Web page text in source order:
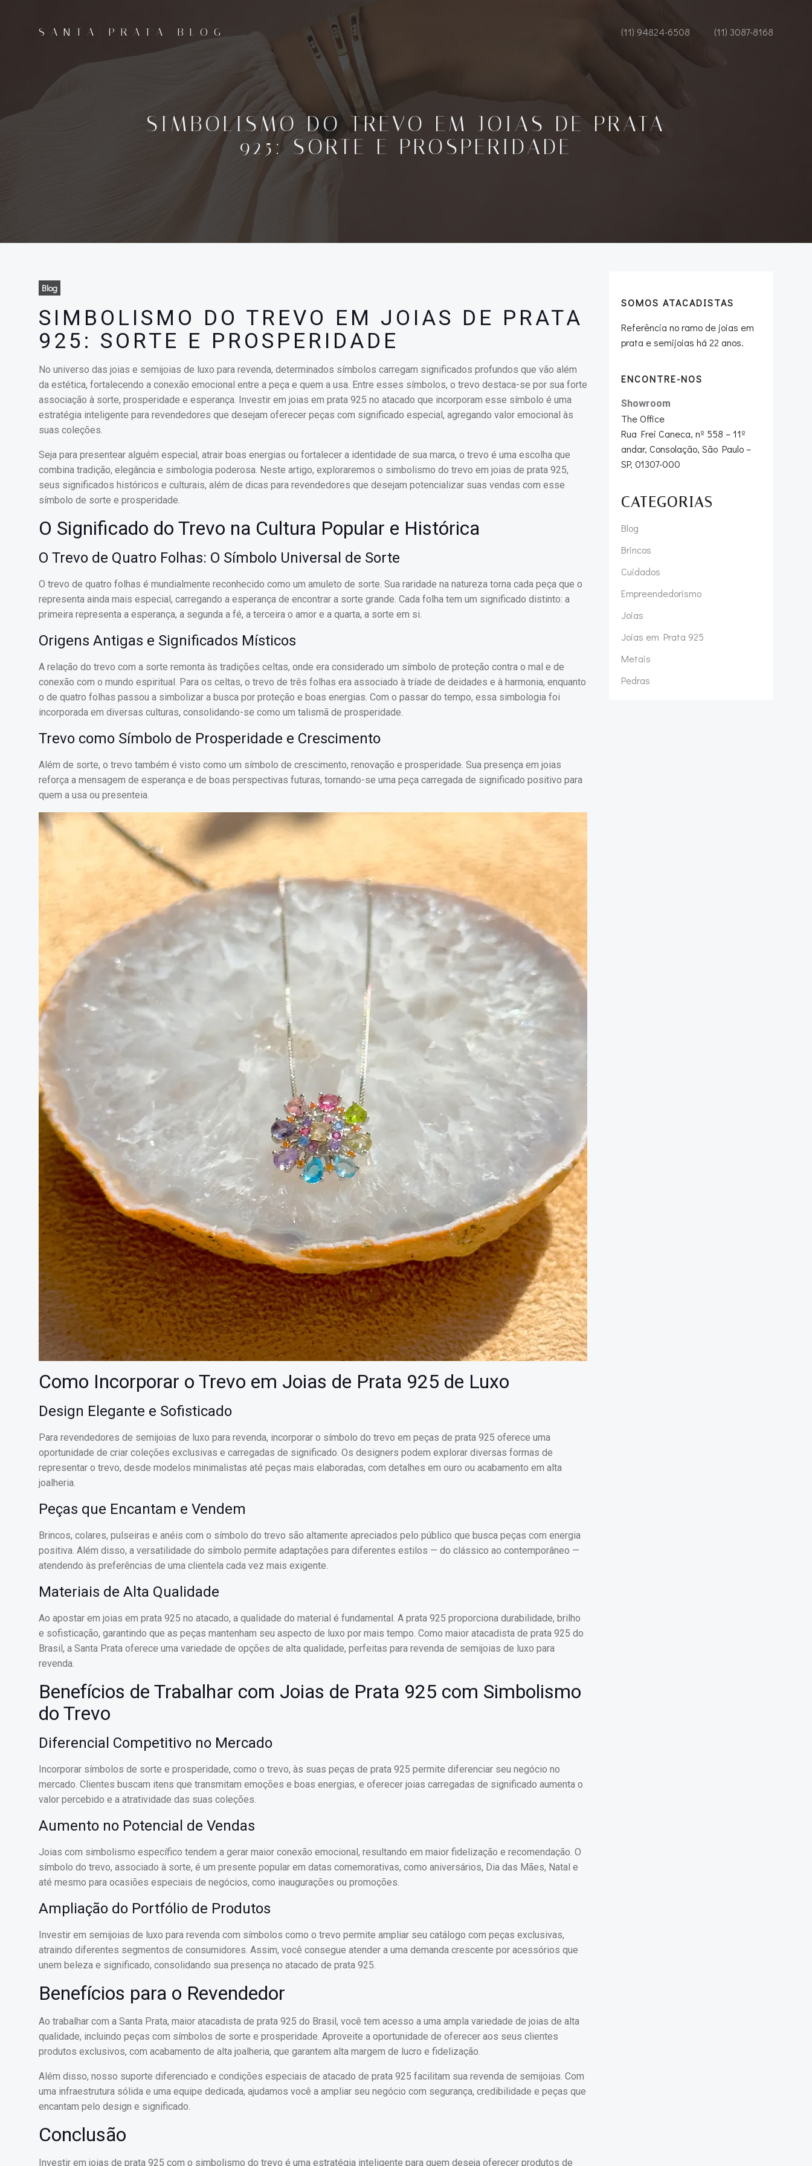
SANTA PRATA BLOG (11) 94824-6508 (11) 3087-8168
SIMBOLISMO DO TREVO EM JOIAS DE PRATA
925: SORTE E PROSPERIDADE
Blog
SIMBOLISMO DO TREVO EM JOIAS DE PRATA
925: SORTE E PROSPERIDADE
No universo das joias e semijoias de luxo para revenda, determinados símbolos carregam significados profundos que vão além
da estética, fortalecendo a conexão emocional entre a peça e quem a usa. Entre esses símbolos, o trevo destaca-se por sua forte
associação à sorte, prosperidade e esperança. Investir em joias em prata 925 no atacado que incorporam esse símbolo é uma
estratégia inteligente para revendedores que desejam oferecer peças com significado especial, agregando valor emocional às
suas coleções.
Seja para presentear alguém especial, atrair boas energias ou fortalecer a identidade de sua marca, o trevo é uma escolha que
combina tradição, elegância e simbologia poderosa. Neste artigo, exploraremos o simbolismo do trevo em joias de prata 925,
seus significados históricos e culturais, além de dicas para revendedores que desejam potencializar suas vendas com esse
símbolo de sorte e prosperidade.
O Significado do Trevo na Cultura Popular e Histórica
O Trevo de Quatro Folhas: O Símbolo Universal de Sorte
O trevo de quatro folhas é mundialmente reconhecido como um amuleto de sorte. Sua raridade na natureza torna cada peça que o
representa ainda mais especial, carregando a esperança de encontrar a sorte grande. Cada folha tem um significado distinto: a
primeira representa a esperança, a segunda a fé, a terceira o amor e a quarta, a sorte em si.
Origens Antigas e Significados Místicos
A relação do trevo com a sorte remonta às tradições celtas, onde era considerado um símbolo de proteção contra o mal e de
conexão com o mundo espiritual. Para os celtas, o trevo de três folhas era associado à tríade de deidades e à harmonia, enquanto
o de quatro folhas passou a simbolizar a busca por proteção e boas energias. Com o passar do tempo, essa simbologia foi
incorporada em diversas culturas, consolidando-se como um talismã de prosperidade.
Trevo como Símbolo de Prosperidade e Crescimento
Além de sorte, o trevo também é visto como um símbolo de crescimento, renovação e prosperidade. Sua presença em joias
reforça a mensagem de esperança e de boas perspectivas futuras, tornando-se uma peça carregada de significado positivo para
quem a usa ou presenteia.
Como Incorporar o Trevo em Joias de Prata 925 de Luxo
Design Elegante e Sofisticado
Para revendedores de semijoias de luxo para revenda, incorporar o símbolo do trevo em peças de prata 925 oferece uma
oportunidade de criar coleções exclusivas e carregadas de significado. Os designers podem explorar diversas formas de
representar o trevo, desde modelos minimalistas até peças mais elaboradas, com detalhes em ouro ou acabamento em alta
joalheria.
Peças que Encantam e Vendem
Brincos, colares, pulseiras e anéis com o símbolo do trevo são altamente apreciados pelo público que busca peças com energia
positiva. Além disso, a versatilidade do símbolo permite adaptações para diferentes estilos — do clássico ao contemporâneo —
atendendo às preferências de uma clientela cada vez mais exigente.
Materiais de Alta Qualidade
Ao apostar em joias em prata 925 no atacado, a qualidade do material é fundamental. A prata 925 proporciona durabilidade, brilho
e sofisticação, garantindo que as peças mantenham seu aspecto de luxo por mais tempo. Como maior atacadista de prata 925 do
Brasil, a Santa Prata oferece uma variedade de opções de alta qualidade, perfeitas para revenda de semijoias de luxo para
revenda.
Benefícios de Trabalhar com Joias de Prata 925 com Simbolismo
do Trevo
Diferencial Competitivo no Mercado
Incorporar símbolos de sorte e prosperidade, como o trevo, às suas peças de prata 925 permite diferenciar seu negócio no
mercado. Clientes buscam itens que transmitam emoções e boas energias, e oferecer joias carregadas de significado aumenta o
valor percebido e a atratividade das suas coleções.
Aumento no Potencial de Vendas
Joias com simbolismo específico tendem a gerar maior conexão emocional, resultando em maior fidelização e recomendação. O
símbolo do trevo, associado à sorte, é um presente popular em datas comemorativas, como aniversários, Dia das Mães, Natal e
até mesmo para ocasiões especiais de negócios, como inaugurações ou promoções.
Ampliação do Portfólio de Produtos
Investir em semijoias de luxo para revenda com símbolos como o trevo permite ampliar seu catálogo com peças exclusivas,
atraindo diferentes segmentos de consumidores. Assim, você consegue atender a uma demanda crescente por acessórios que
unem beleza e significado, consolidando sua presença no atacado de prata 925.
Benefícios para o Revendedor
Ao trabalhar com a Santa Prata, maior atacadista de prata 925 do Brasil, você tem acesso a uma ampla variedade de joias de alta
qualidade, incluindo peças com símbolos de sorte e prosperidade. Aproveite a oportunidade de oferecer aos seus clientes
produtos exclusivos, com acabamento de alta joalheria, que garantem alta margem de lucro e fidelização.
Além disso, nosso suporte diferenciado e condições especiais de atacado de prata 925 facilitam sua revenda de semijoias. Com
uma infraestrutura sólida e uma equipe dedicada, ajudamos você a ampliar seu negócio com segurança, credibilidade e peças que
encantam pelo design e significado.
Conclusão
Investir em joias de prata 925 com o simbolismo do trevo é uma estratégia inteligente para quem deseja oferecer produtos de
SOMOS ATACADISTAS
Referência no ramo de joias em
prata e semijoias há 22 anos.
ENCONTRE-NOS
Showroom
The Office
Rua Frei Caneca, nº 558 – 11º
andar, Consolação, São Paulo –
SP, 01307-000
CATEGORIAS
Blog
Brincos
Cuidados
Empreendedorismo
Joias
Joias em Prata 925
Metais
Pedras